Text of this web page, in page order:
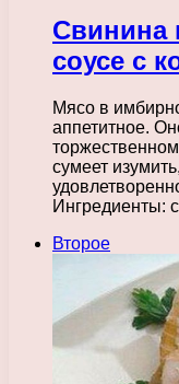
Свинина
соусе с
Мясо в
аппетитное.
сумеет
Ингредиенты:
Второе